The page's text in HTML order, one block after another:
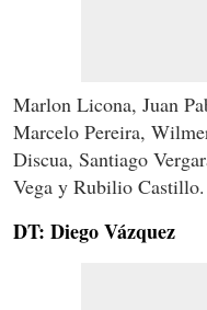
Marlon Licona, Juan
Marcelo Pereira,
Discua, Santiago
Vega y Rubilio Castillo.
DT: Diego Vázquez